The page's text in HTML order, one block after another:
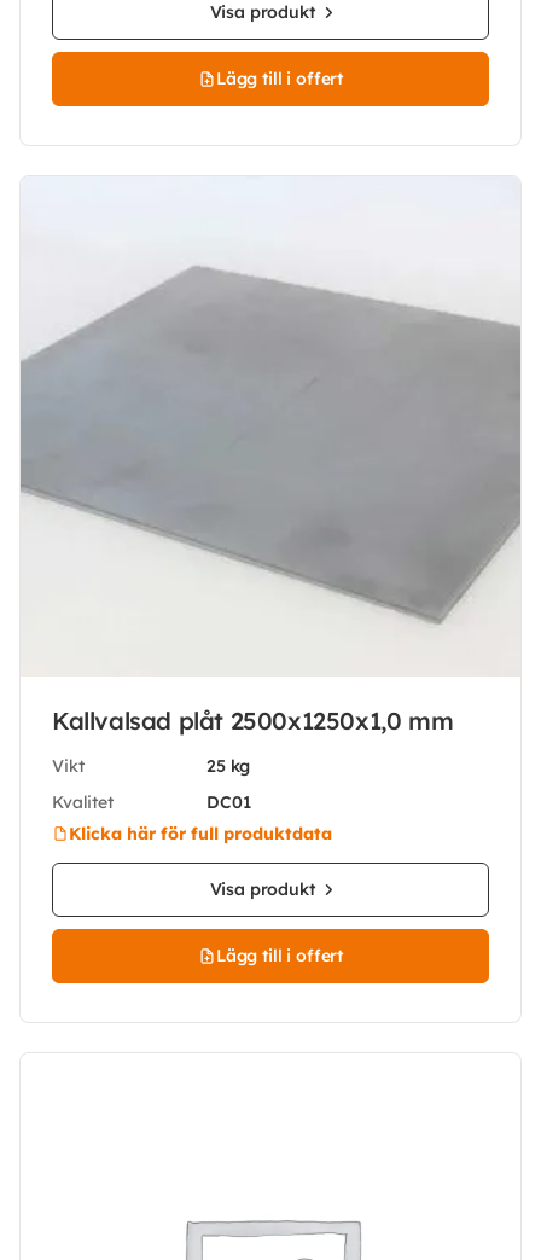
Visa produkt
Lägg till i offert
Kallvalsad plåt 2500x1250x1,0 mm
Vikt
25 kg
Kvalitet
DC01
Klicka här för full produktdata
Visa produkt
Lägg till i offert